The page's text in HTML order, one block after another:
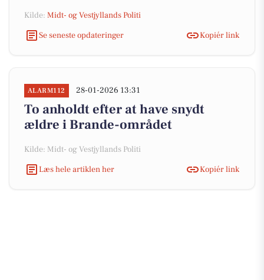
Kilde: Midt- og Vestjyllands Politi
Se seneste opdateringer
Kopiér link
ALARM112 28-01-2026 13:31
To anholdt efter at have snydt
ældre i Brande-området
Kilde: Midt- og Vestjyllands Politi
Læs hele artiklen her
Kopiér link